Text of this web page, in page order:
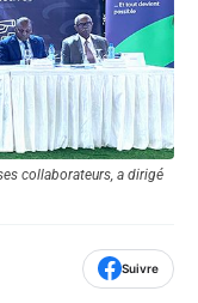
collaborateurs, a dirigé
Suivre